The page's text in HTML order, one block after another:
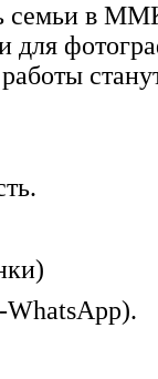
семьи в
для
WhatsApp).